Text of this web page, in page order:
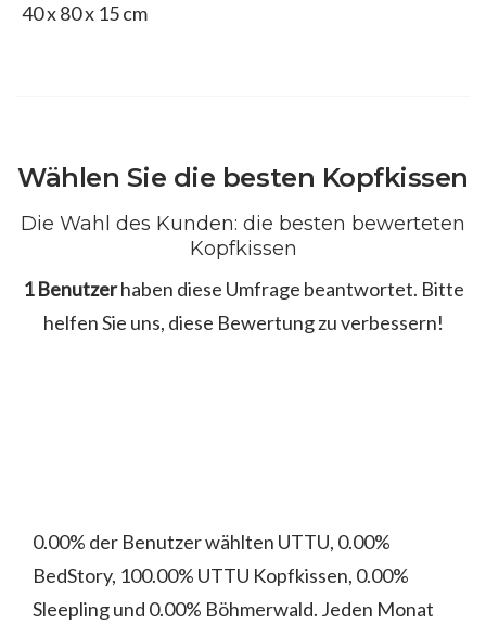
40 x 80 x 15 cm
Wählen Sie die besten Kopfkissen
Die Wahl des Kunden: die besten bewerteten
Kopfkissen
1 Benutzerhaben diese Umfrage beantwortet. Bitte
helfen Sie uns, diese Bewertung zu verbessern!
0.00% der Benutzer wählten UTTU, 0.00%
BedStory, 100.00% UTTU Kopfkissen, 0.00%
Sleepling und 0.00% Böhmerwald. Jeden Monat